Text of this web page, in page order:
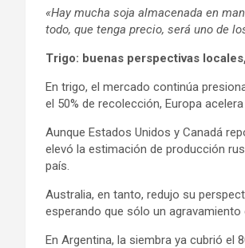
«Hay mucha soja almacenada en
todo, que tenga precio, será uno de
Trigo: buenas perspectivas
En trigo, el mercado continúa
el 50% de recolección, Europa
Aunque Estados Unidos y Canadá
elevó la estimación de producción
país.
Australia, en tanto, redujo su
esperando que sólo un
En Argentina, la siembra ya cubrió el